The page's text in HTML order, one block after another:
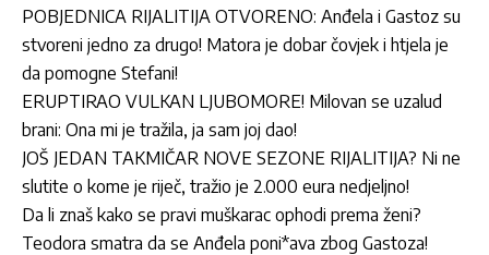
POBJEDNICA RIJALITIJA OTVORENO: Anđela i Gastoz su
stvoreni jedno za drugo! Matora je dobar čovjek i htjela je
da pomogne Stefani!
ERUPTIRAO VULKAN LJUBOMORE! Milovan se uzalud
brani: Ona mi je tražila, ja sam joj dao!
JOŠ JEDAN TAKMIČAR NOVE SEZONE RIJALITIJA? Ni ne
slutite o kome je riječ, tražio je 2.000 eura nedjeljno!
Da li znaš kako se pravi muškarac ophodi prema ženi?
Teodora smatra da se Anđela poni*ava zbog Gastoza!